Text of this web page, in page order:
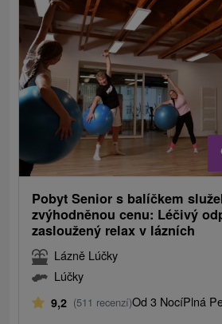
Pobyt Senior s balíčkem
zvýhodněnou cenu: Léčivý
zasloužený relax v lázních
Lázně Lúčky
Lúčky
9,2 (511 recenzí)Od 3 NocíPlná